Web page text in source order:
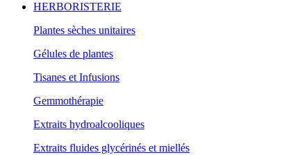
HERBORISTERIE
Plantes sèches unitaires
Gélules de plantes
Tisanes et Infusions
Gemmothérapie
Extraits hydroalcooliques
Extraits fluides glycérinés et miellés